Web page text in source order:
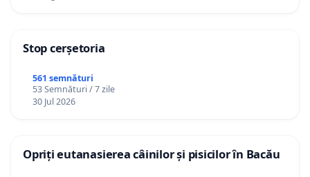
Stop cerșetoria
561 semnături
53 Semnături / 7 zile
30 Jul 2026
Opriți eutanasierea câinilor și pisicilor în Bacău